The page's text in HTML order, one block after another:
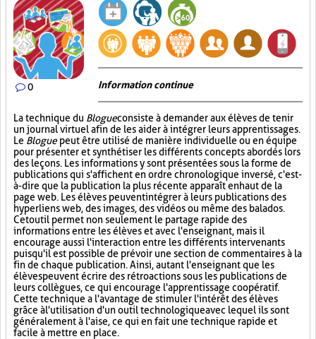
0 Information continue
La technique du Blogueconsiste à demander aux élèves de tenir
un journal virtuel afin de les aider à intégrer leurs apprentissages.
Le Bloguepeut être utilisé de manière individuelle ou en équipe
pour présenter et synthétiser les différents concepts abordés lors
des leçons. Les informations y sont présentées sous la forme de
publications qui s'affichent en ordre chronologique inversé, c'est-
à-dire que la publication la plus récente apparaît en haut de la
page web. Les élèves peuvent intégrer à leurs publications des
hyperliens web, des images, des vidéos ou même des balados.
Cet outil permet non seulement le partage rapide des
informations entre les élèves et avec l'enseignant, mais il
encourage aussi l'interaction entre les différents intervenants
puisqu'il est possible de prévoir une section de commentaires à la
fin de chaque publication. Ainsi, autant l'enseignant que les
élèves peuvent écrire des rétroactions sous les publications de
leurs collègues, ce qui encourage l'apprentissage coopératif.
Cette technique a l'avantage de stimuler l'intérêt des élèves
grâce à l'utilisation d'un outil technologique avec lequel ils sont
généralement à l'aise, ce qui en fait une technique rapide et
facile à mettre en place.